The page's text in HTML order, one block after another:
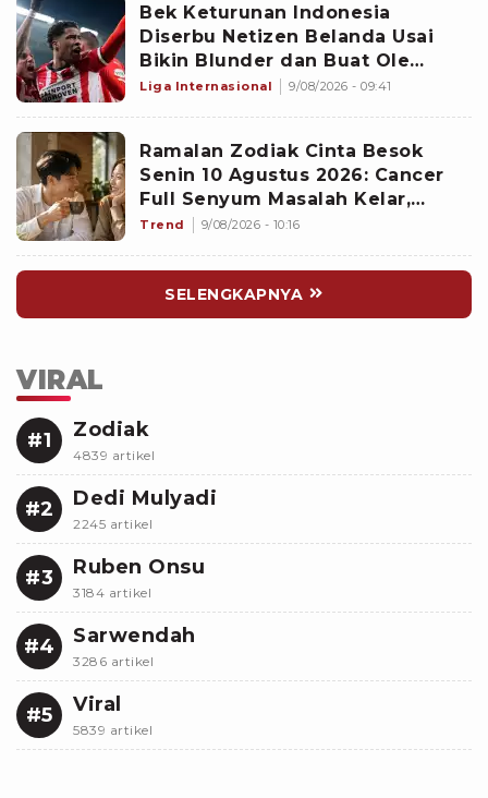
Bek Keturunan Indonesia
Diserbu Netizen Belanda Usai
Bikin Blunder dan Buat Ole
Romeny Cetak Gol Debut di
Liga Internasional 9/08/2026 - 09:41
Ramalan Zodiak Cinta Besok
Senin 10 Agustus 2026: Cancer
Full Senyum Masalah Kelar,
Scorpio Awas Terprovokasi
Trend 9/08/2026 - 10:16
SELENGKAPNYA
VIRAL
#1 Zodiak
4839 artikel
#2 Dedi Mulyadi
2245 artikel
#3 Ruben Onsu
3184 artikel
#4 Sarwendah
3286 artikel
#5 Viral
5839 artikel